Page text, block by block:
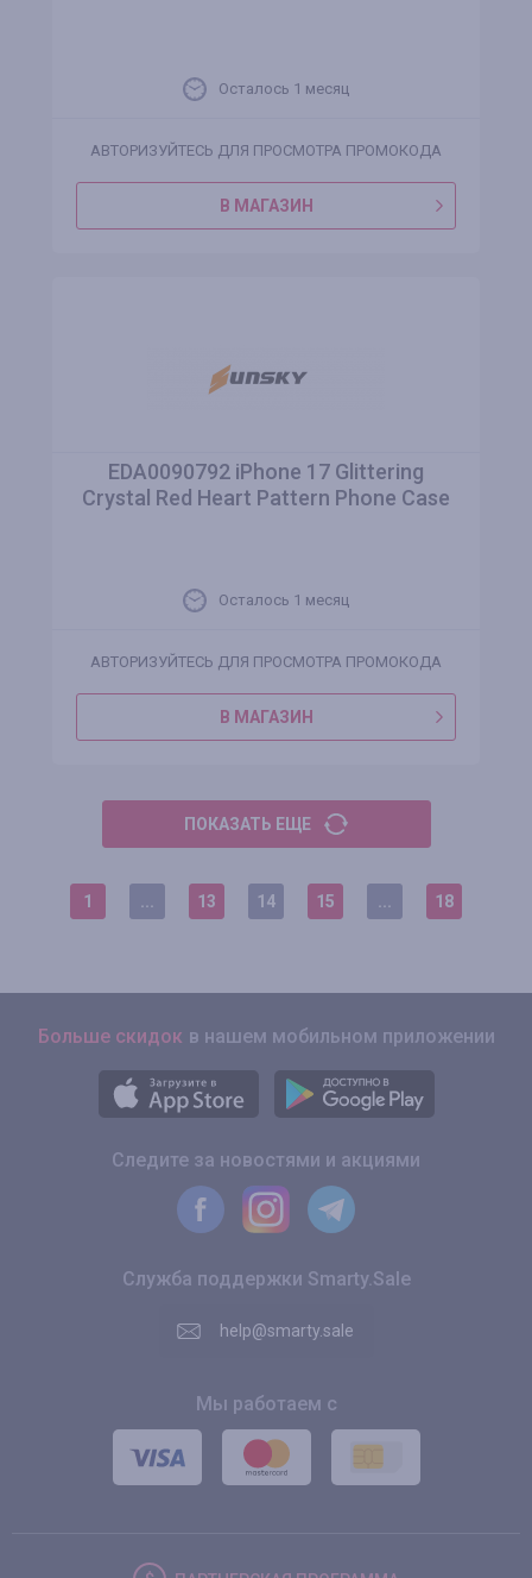
Осталось 1 месяц
АВТОРИЗУЙТЕСЬ ДЛЯ ПРОСМОТРА ПРОМОКОДА
В МАГАЗИН
EDA0090792 iPhone 17 Glittering
Crystal Red Heart Pattern Phone Case
Осталось 1 месяц
АВТОРИЗУЙТЕСЬ ДЛЯ ПРОСМОТРА ПРОМОКОДА
В МАГАЗИН
ПОКАЗАТЬ ЕЩЕ
1 13 14 15 18
Больше скидок в нашем мобильном приложении
Следите за новостями и акциями
Служба поддержки Smarty.Sale
help@smarty.sale
Мы работаем с